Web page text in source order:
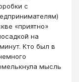
с
«приятно»
на
Кто был в
мысль